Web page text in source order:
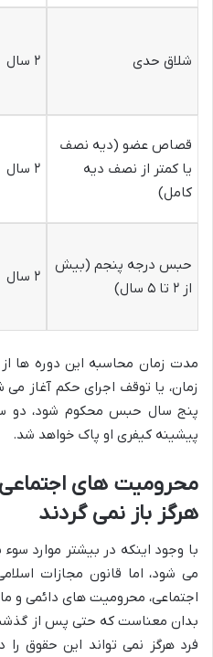
شلاق حدی ۲ سال
قصاص عضو (دیه نصف
یا کمتر از نصف دیه
کامل)
۲ سال
حبس درجه پنجم (بیش
از ۲ تا ۵ سال)
۲ سال
مدت زمان محاسبه این دوره ها
زمان، یا توقف اجرای حکم آغاز می
پنج سال حبس محکوم شود، دو
پیشینه کیفری او پاک خواهد شد.
محرومیت های
هرگز باز نمی گردند
با وجود اینکه در بیشتر موارد
اجتماعی، محرومیت های دائمی و
بدان معناست که حتی پس از
فرد هرگز نمی تواند این حقوق